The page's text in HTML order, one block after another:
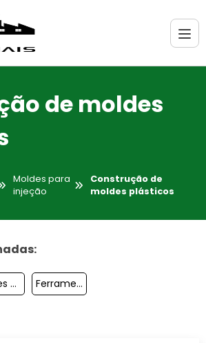
de moldes
Moldes para
injeção
Construção de
moldes plásticos
Moldes Para Injeção De Termoplásticos Ferramentaria Moldes De Injeção